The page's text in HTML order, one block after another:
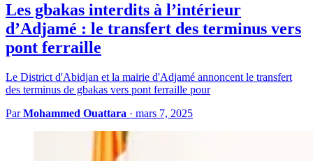
Les gbakas interdits à l’intérieur
d’Adjamé : le transfert des terminus vers
pont ferraille
Le District d'Abidjan et la mairie d'Adjamé annoncent le transfert
des terminus de gbakas vers pont ferraille pour
ParMohammed Ouattara · mars 7, 2025